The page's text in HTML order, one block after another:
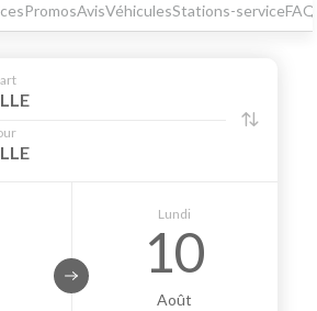
PromosAvisVéhiculesStations-serviceFAQ
Lundi
10
Août